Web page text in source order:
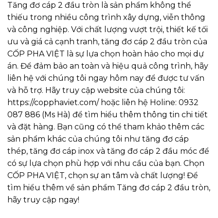
Tăng đơ cáp 2 đầu tròn là sản phẩm không thể
thiếu trong nhiều công trình xây dựng, viễn thông
và công nghiệp. Với chất lượng vượt trội, thiết kế tối
ưu và giá cả cạnh tranh, tăng đơ cáp 2 đầu tròn của
CỐP PHA VIỆT là sự lựa chọn hoàn hảo cho mọi dự
án. Để đảm bảo an toàn và hiệu quả công trình, hãy
liên hệ với chúng tôi ngay hôm nay để được tư vấn
và hỗ trợ. Hãy truy cập website của chúng tôi:
https://copphaviet.com/hoặc liên hệ Holine: 0932
087 886 (Ms Hà) để tìm hiểu thêm thông tin chi tiết
và đặt hàng. Bạn cũng có thể tham khảo thêm các
sản phẩm khác của chúng tôi như tăng đơ cáp
thép, tăng đơ cáp inox và tăng đơ cáp 2 đầu móc để
có sự lựa chọn phù hợp với nhu cầu của bạn. Chọn
CỐP PHA VIỆT, chọn sự an tâm và chất lượng! Để
tìm hiểu thêm về sản phẩm Tăng đơ cáp 2 đầu tròn,
hãy truy cập ngay!